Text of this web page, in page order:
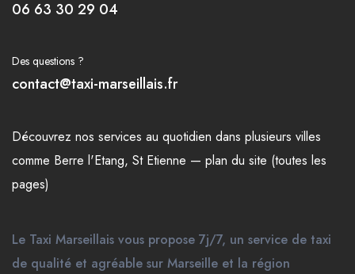
06 63 30 29 04
Des questions ?
contact@taxi-marseillais.fr
Découvrez nos services au quotidien dans plusieurs villes
comme Berre l'Etang, St Etienne — plan du site (toutes les
pages)
Le Taxi Marseillais vous propose 7j/7, un service de taxi
de qualité et agréable sur Marseille et la région